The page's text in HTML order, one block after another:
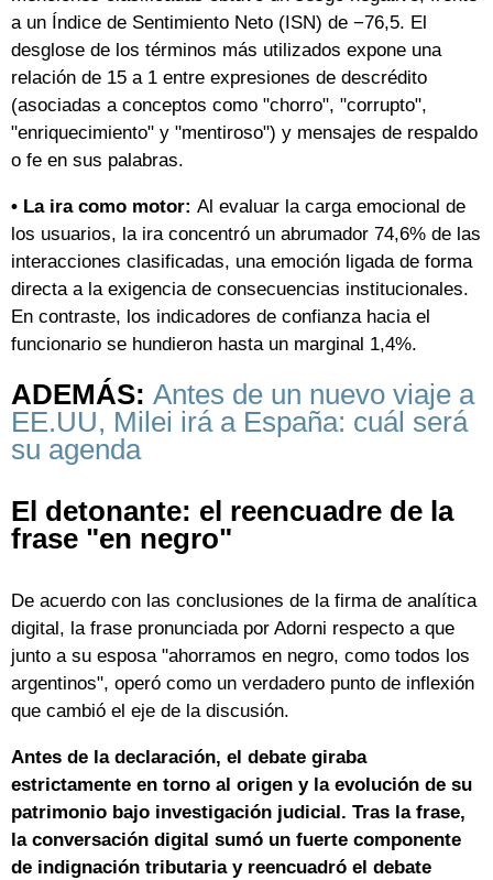
a un Índice de Sentimiento Neto (ISN) de −76,5. El
desglose de los términos más utilizados expone una
relación de 15 a 1 entre expresiones de descrédito
(asociadas a conceptos como "chorro", "corrupto",
"enriquecimiento" y "mentiroso") y mensajes de respaldo
o fe en sus palabras.
• La ira como motor: Al evaluar la carga emocional de
los usuarios, la ira concentró un abrumador 74,6% de las
interacciones clasificadas, una emoción ligada de forma
directa a la exigencia de consecuencias institucionales.
En contraste, los indicadores de confianza hacia el
funcionario se hundieron hasta un marginal 1,4%.
ADEMÁS: Antes de un nuevo viaje a
EE.UU, Milei irá a España: cuál será
su agenda
El detonante: el reencuadre de la
frase "en negro"
De acuerdo con las conclusiones de la firma de analítica
digital, la frase pronunciada por Adorni respecto a que
junto a su esposa "ahorramos en negro, como todos los
argentinos", operó como un verdadero punto de inflexión
que cambió el eje de la discusión.
Antes de la declaración, el debate giraba
estrictamente en torno al origen y la evolución de su
patrimonio bajo investigación judicial. Tras la frase,
la conversación digital sumó un fuerte componente
de indignación tributaria y reencuadró el debate